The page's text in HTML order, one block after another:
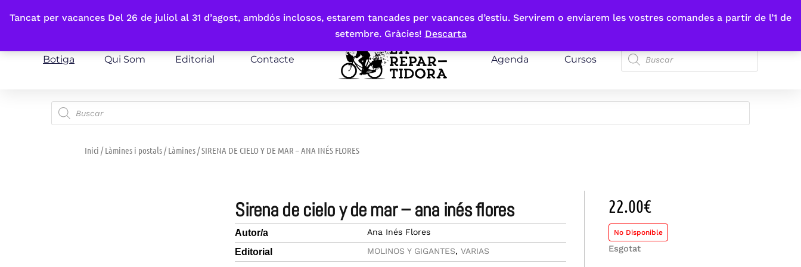
Tancat per vacances Del 26 de juliol al 31 d’agost, ambdós inclosos, estarem tancades per vacances d’estiu. Servirem o enviarem les vostres comandes a partir de l’1 de
setembre. Gràcies! Descarta
Fes-te'n sòcia
Botiga Qui Som Editorial Contacte Agenda Cursos
Inici /Làmines i postals/Làmines/ SIRENA DE CIELO Y DE MAR – ANA INÉS FLORES
sirena de cielo y de mar – ana inés flores
Autor/a Ana Inés Flores
Editorial MOLINOS Y GIGANTES,VARIAS
22.00€
No Disponible
Esgotat